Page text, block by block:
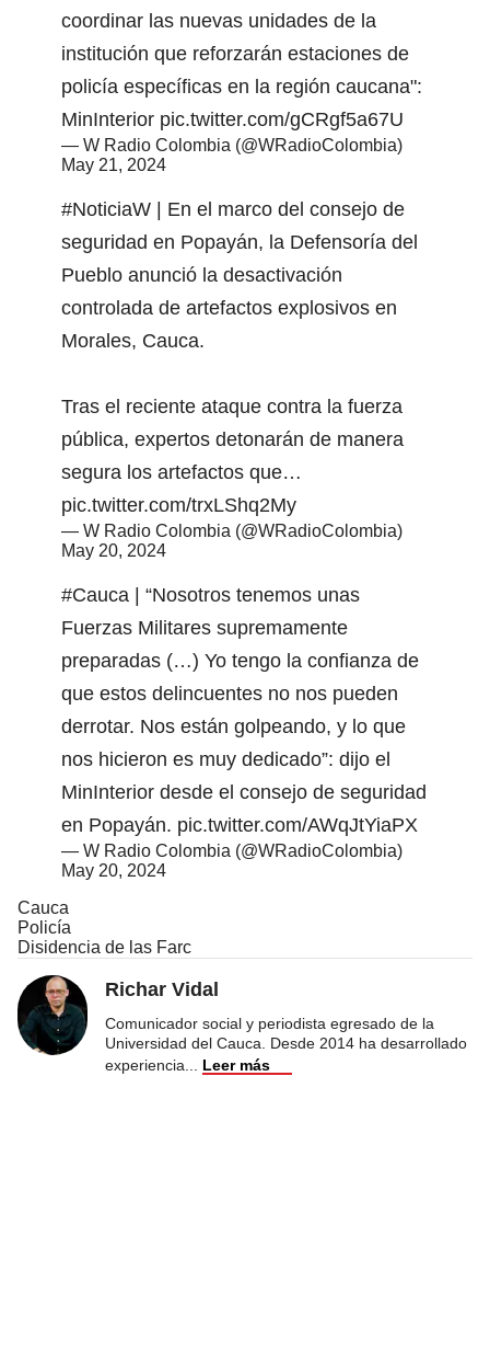
coordinar las nuevas unidades de la
institución que reforzarán estaciones de
policía específicas en la región caucana":
MinInterior pic.twitter.com/gCRgf5a67U
— W Radio Colombia (@WRadioColombia)
May 21, 2024
#NoticiaW | En el marco del consejo de
seguridad en Popayán, la Defensoría del
Pueblo anunció la desactivación
controlada de artefactos explosivos en
Morales, Cauca.
Tras el reciente ataque contra la fuerza
pública, expertos detonarán de manera
segura los artefactos que…
pic.twitter.com/trxLShq2My
— W Radio Colombia (@WRadioColombia)
May 20, 2024
#Cauca | “Nosotros tenemos unas
Fuerzas Militares supremamente
preparadas (…) Yo tengo la confianza de
que estos delincuentes no nos pueden
derrotar. Nos están golpeando, y lo que
nos hicieron es muy dedicado”: dijo el
MinInterior desde el consejo de seguridad
en Popayán. pic.twitter.com/AWqJtYiaPX
— W Radio Colombia (@WRadioColombia)
May 20, 2024
Cauca
Policía
Disidencia de las Farc
Richar Vidal
Comunicador social y periodista egresado de la
Universidad del Cauca. Desde 2014 ha desarrollado
experiencia
Leer más